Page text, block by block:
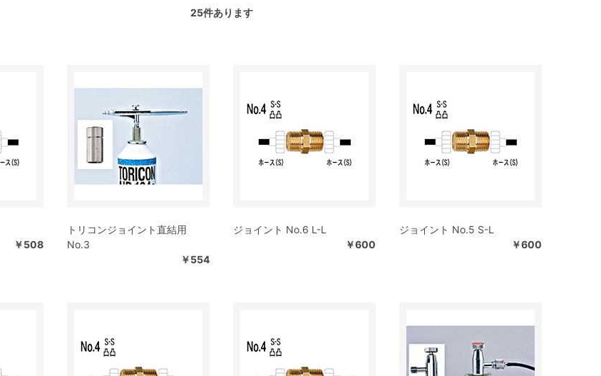
25件あります
￥508
トリコンジョイント直結用
No.3
￥554
ジョイント No.6 L-L
￥600
ジョイント No.5 S-L
￥600